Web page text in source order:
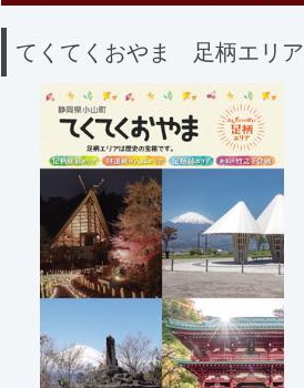
てくてくおやま 足柄エリア